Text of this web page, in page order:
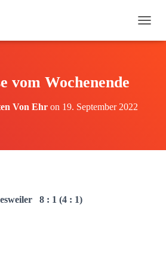
A
vom Wochenende
Von Ehr on 19. September 2022
8 : 1 (4 : 1)